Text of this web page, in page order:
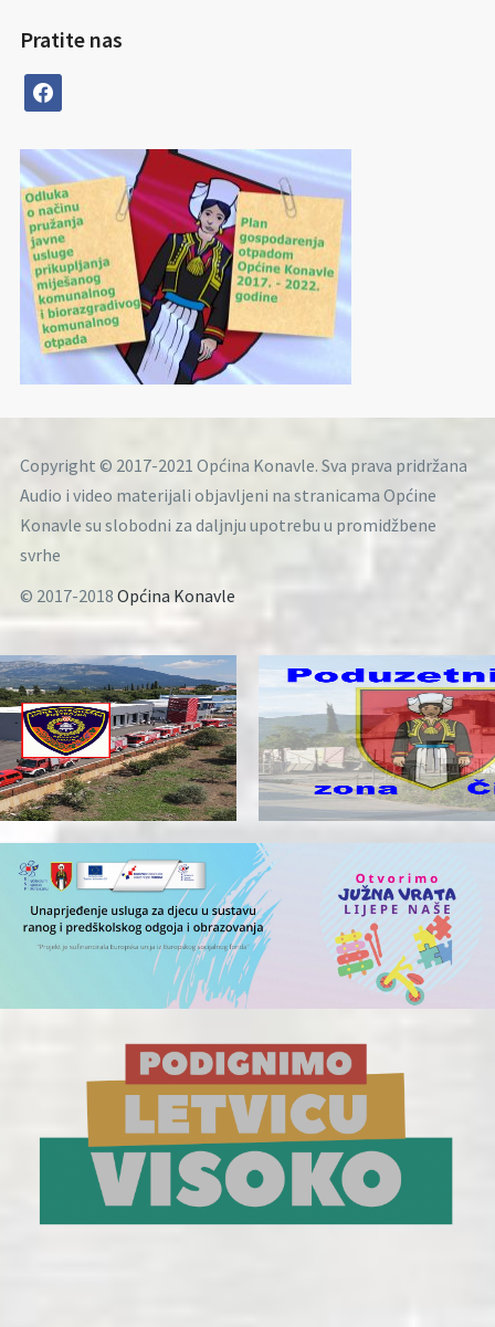
Pratite nas
facebook
Copyright © 2017-2021 Općina Konavle. Sva prava pridržana
Audio i video materijali objavljeni na stranicama Općine
Konavle su slobodni za daljnju upotrebu u promidžbene
svrhe
© 2017-2018 Općina Konavle